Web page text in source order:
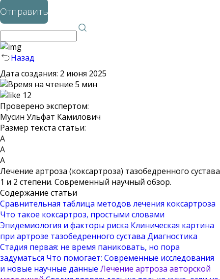
Отправить
Назад
Дата создания: 2 июня 2025
5 мин
12
Проверено экспертом:
Мусин Ульфат Камилович
Размер текста статьи:
А
А
А
Лечение артроза (коксартроза) тазобедренного сустава
1 и 2 степени. Современный научный обзор.
Содержание статьи
Сравнительная таблица методов лечения коксартроза
Что такое коксартроз, простыми словами
Эпидемиология и факторы риска Клиническая картина
при артрозе тазобедренного сустава Диагностика
Стадия первая: не время паниковать, но пора
задуматься Что помогает: Современные исследования
и новые научные данные Лечение артроза авторской